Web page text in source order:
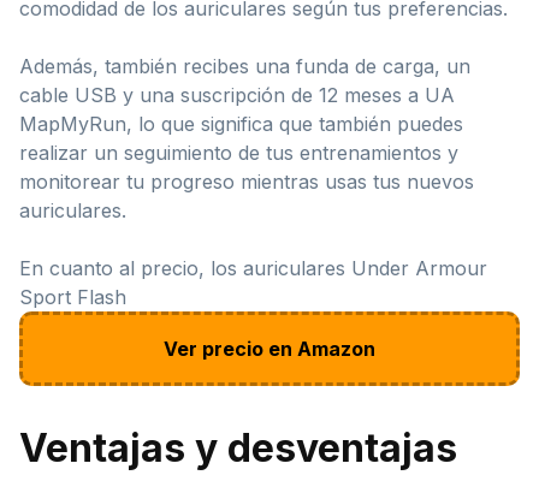
comodidad de los auriculares según tus preferencias.
Además, también recibes una funda de carga, un
cable USB y una suscripción de 12 meses a UA
MapMyRun, lo que significa que también puedes
realizar un seguimiento de tus entrenamientos y
monitorear tu progreso mientras usas tus nuevos
auriculares.
En cuanto al precio, los auriculares Under Armour
Sport Flash
Ver precio en Amazon
Ventajas y desventajas